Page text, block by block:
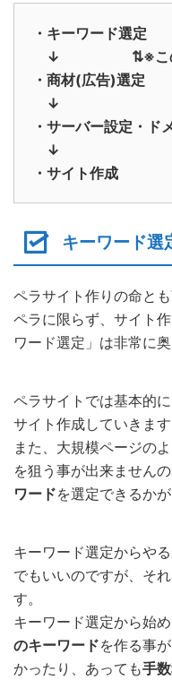
・キーワード選定
↓ ⇅※この２つ
・商材(広告)選定
↓
・サーバー設定・ド
↓
・サイト作成
キーワード選
ペラサイト作りの命と
ペラに限らず、サイト
ワード選定」は非常に
ペラサイトでは基本的
サイト作成していきます
また、大規模ページの
を狙う事が出来ません
ワードを選定できるか
キーワード選定からや
でもいいのですが、そ
す。
キーワード選定から始
のキーワードを作る事
かったり、あっても手